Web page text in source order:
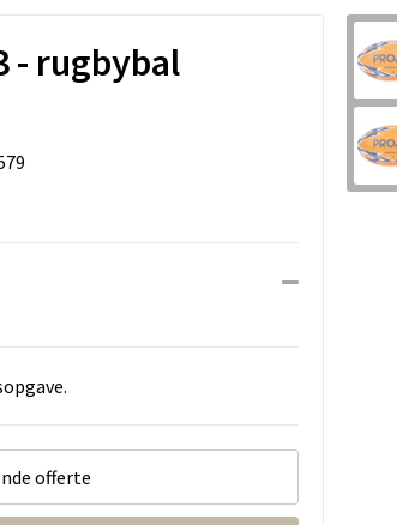
- rugbybal
offerte